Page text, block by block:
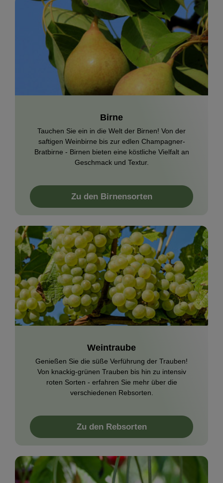
Birne
Tauchen Sie ein in die Welt der Birnen! Von der
saftigen Weinbirne bis zur edlen Champagner-
Bratbirne - Birnen bieten eine köstliche Vielfalt an
Geschmack und Textur.
Zu den Birnensorten
Weintraube
Genießen Sie die süße Verführung der Trauben!
Von knackig-grünen Trauben bis hin zu intensiv
roten Sorten - erfahren Sie mehr über die
verschiedenen Rebsorten.
Zu den Rebsorten